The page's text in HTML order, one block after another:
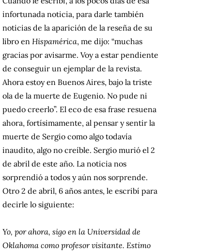
infortunada noticia, para darle también
noticias de la aparición de la reseña de su
libro en Hispamérica, me dijo: “muchas
gracias por avisarme. Voy a estar pendiente
de conseguir un ejemplar de la revista.
Ahora estoy en Buenos Aires, bajo la triste
ola de la muerte de Eugenio. No pude ni
puedo creerlo”. El eco de esa frase resuena
ahora, fortísimamente, al pensar y sentir la
muerte de Sergio como algo todavía
inaudito, algo no creíble. Sergio murió el 2
de abril de este año. La noticia nos
sorprendió a todos y aún nos sorprende.
Otro 2 de abril, 6 años antes, le escribí para
decirle lo siguiente:
Yo, por ahora, sigo en la Universidad de
Oklahoma como profesor visitante. Estimo